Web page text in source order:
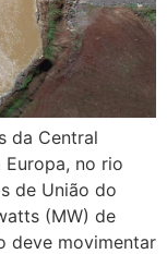
da Central
Europa, no rio
de União do
(MW) de
deve movimentar